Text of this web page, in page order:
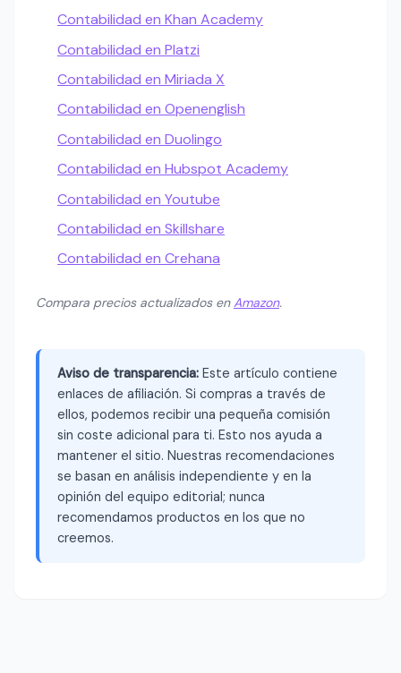
Contabilidad en Khan Academy
Contabilidad en Platzi
Contabilidad en Miriada X
Contabilidad en Openenglish
Contabilidad en Duolingo
Contabilidad en Hubspot Academy
Contabilidad en Youtube
Contabilidad en Skillshare
Contabilidad en Crehana
Compara precios actualizados enAmazon.
Aviso de transparencia: Este artículo contiene
enlaces de afiliación. Si compras a través de
ellos, podemos recibir una pequeña comisión
sin coste adicional para ti. Esto nos ayuda a
mantener el sitio. Nuestras recomendaciones
se basan en análisis independiente y en la
opinión del equipo editorial; nunca
recomendamos productos en los que no
creemos.